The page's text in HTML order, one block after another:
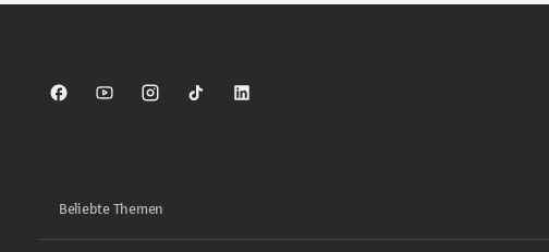
Sparkasse auf Facebook
Sparkasse auf Youtube
Sparkasse auf Instagram
Sparkasse auf TikTok
Sparkasse auf LinkedIn
Beliebte Themen